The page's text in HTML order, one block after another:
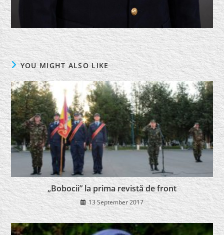
YOU MIGHT ALSO LIKE
„Bobocii” la prima revistă de front
13 September 2017